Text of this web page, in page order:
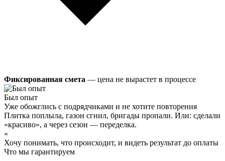
Фиксированная смета — цена не вырастет в процессе
Был опыт
Уже обожглись с подрядчиками и не хотите повторения
Плитка поплыла, газон сгнил, бригады пропали. Или: сделали
«красиво», а через сезон — переделка.
«
Хочу понимать, что происходит, и видеть результат до оплаты
Что мы гарантируем